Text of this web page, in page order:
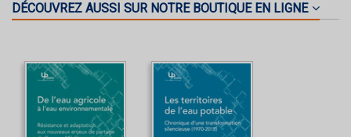
DÉCOUVREZ AUSSI SUR NOTRE BOUTIQUE EN LIGNE